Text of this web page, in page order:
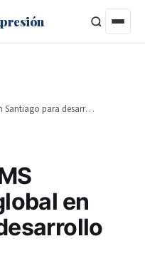
Funglode y HOMS impulsan foro global en Santiago para desarrollo regional
en